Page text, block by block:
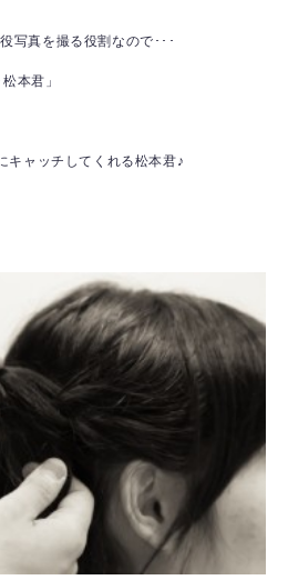
写真を撮る役割なので･･･
本君」
キャッチしてくれる松本君♪